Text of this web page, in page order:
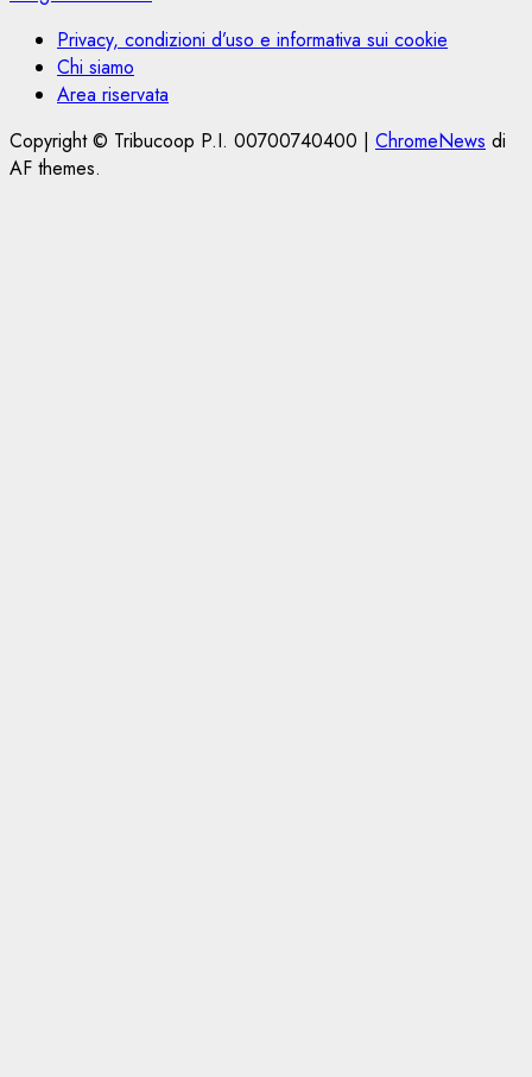
Privacy, condizioni d’uso e informativa sui cookie
Chi siamo
Area riservata
Copyright © Tribucoop P.I. 00700740400 | ChromeNews di
AF themes.